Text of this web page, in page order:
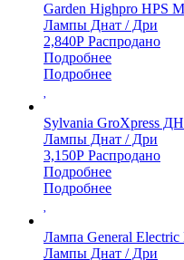
Garden Highpro HPS
Лампы Днат / Дри
2,840Р Распродано
Подробнее
Подробнее
Sylvania GroXpress
Лампы Днат / Дри
3,150Р Распродано
Подробнее
Подробнее
Лампа General
Лампы Днат / Дри